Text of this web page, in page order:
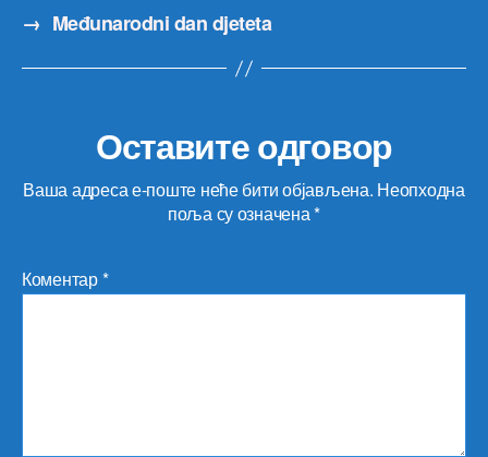
→ Međunarodni dan djeteta
Оставите одговор
Ваша адреса е-поште неће бити објављена. Неопходна
поља су означена*
Коментар*